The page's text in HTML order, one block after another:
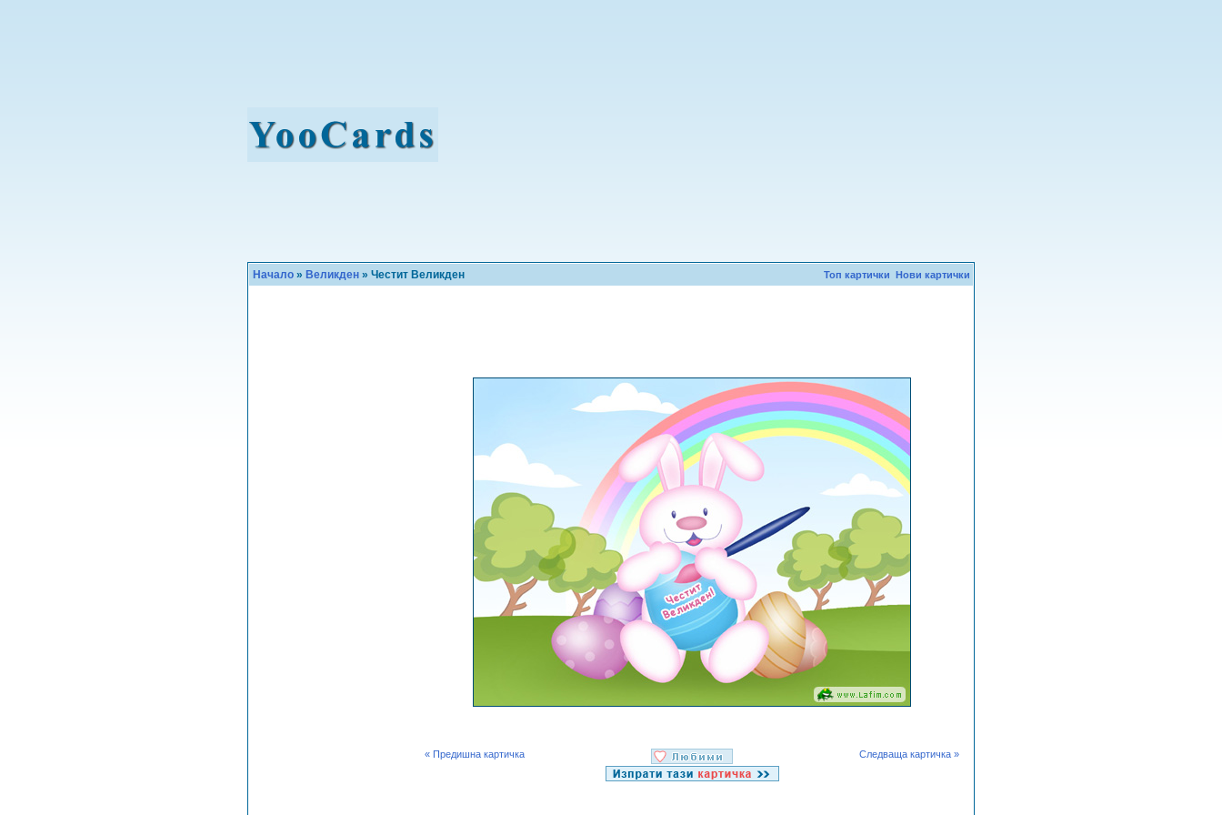
Начало » Великден » Честит Великден Топ картички Нови картички
« Предишна картичка Следваща картичка »